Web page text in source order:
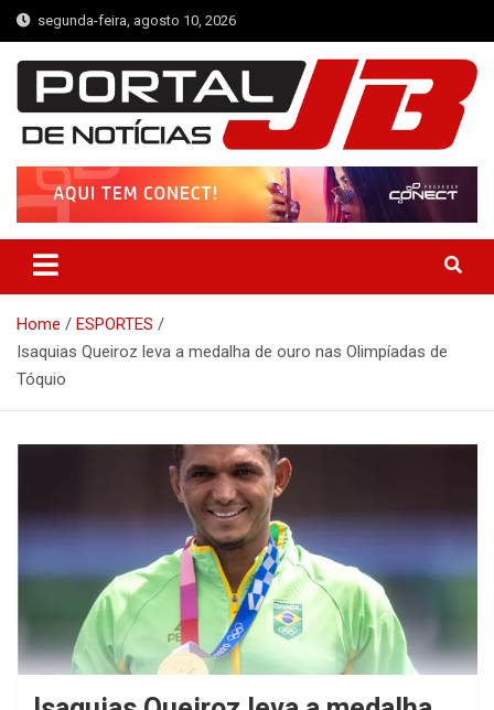
Skip
to
content
segunda-feira, agosto 10, 2026
Portal de Notícias JB
Notícias de Simplício Mendes e Região
Home
ESPORTES
Isaquias Queiroz leva a medalha de ouro nas Olimpíadas de
Tóquio